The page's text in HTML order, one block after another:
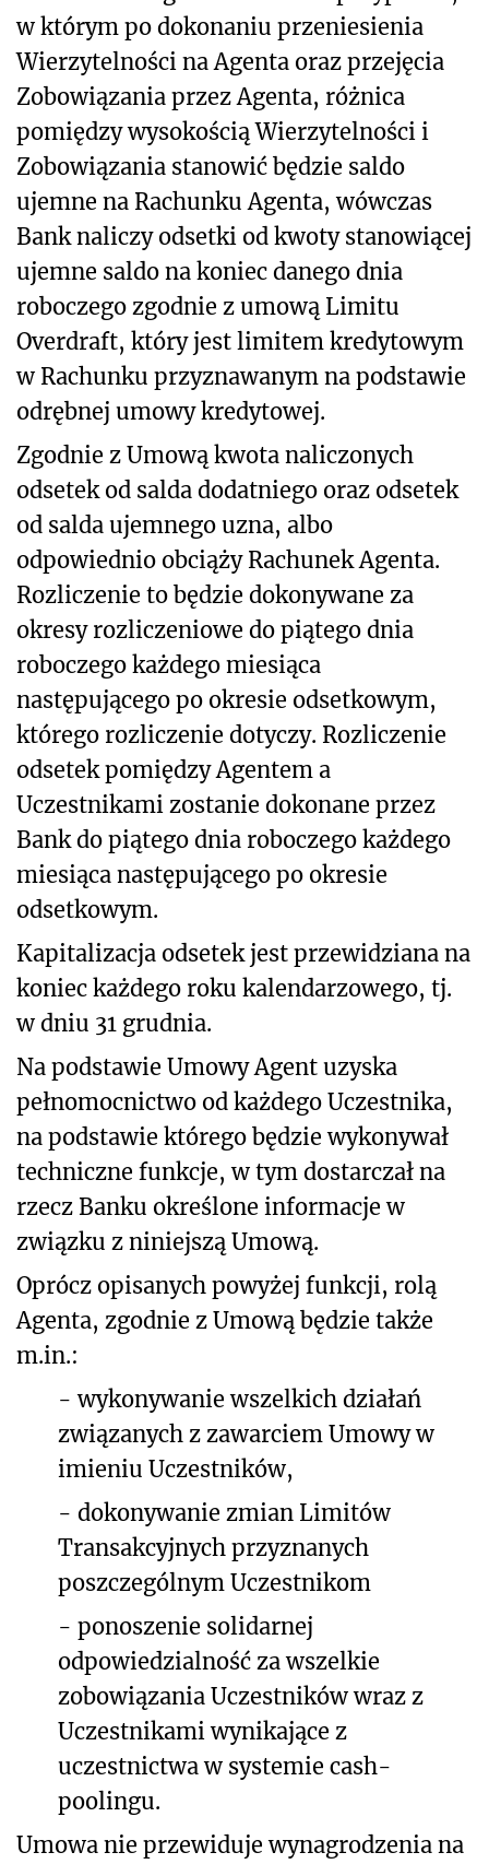
w którym po dokonaniu przeniesienia
Wierzytelności na Agenta oraz przejęcia
Zobowiązania przez Agenta, różnica
pomiędzy wysokością Wierzytelności i
Zobowiązania stanowić będzie saldo
ujemne na Rachunku Agenta, wówczas
Bank naliczy odsetki od kwoty stanowiącej
ujemne saldo na koniec danego dnia
roboczego zgodnie z umową Limitu
Overdraft, który jest limitem kredytowym
w Rachunku przyznawanym na podstawie
odrębnej umowy kredytowej.
Zgodnie z Umową kwota naliczonych
odsetek od salda dodatniego oraz odsetek
od salda ujemnego uzna, albo
odpowiednio obciąży Rachunek Agenta.
Rozliczenie to będzie dokonywane za
okresy rozliczeniowe do piątego dnia
roboczego każdego miesiąca
następującego po okresie odsetkowym,
którego rozliczenie dotyczy. Rozliczenie
odsetek pomiędzy Agentem a
Uczestnikami zostanie dokonane przez
Bank do piątego dnia roboczego każdego
miesiąca następującego po okresie
odsetkowym.
Kapitalizacja odsetek jest przewidziana na
koniec każdego roku kalendarzowego, tj.
w dniu 31 grudnia.
Na podstawie Umowy Agent uzyska
pełnomocnictwo od każdego Uczestnika,
na podstawie którego będzie wykonywał
techniczne funkcje, w tym dostarczał na
rzecz Banku określone informacje w
związku z niniejszą Umową.
Oprócz opisanych powyżej funkcji, rolą
Agenta, zgodnie z Umową będzie także
m.in.:
- wykonywanie wszelkich działań
związanych z zawarciem Umowy w
imieniu Uczestników,
- dokonywanie zmian Limitów
Transakcyjnych przyznanych
poszczególnym Uczestnikom
- ponoszenie solidarnej
odpowiedzialność za wszelkie
zobowiązania Uczestników wraz z
Uczestnikami wynikające z
uczestnictwa w systemie cash-
poolingu.
Umowa nie przewiduje wynagrodzenia na